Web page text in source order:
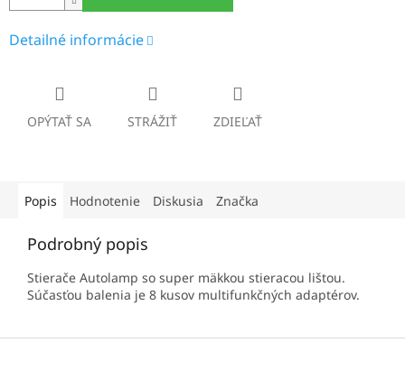
Detailné informácie
OPÝTAŤ SA STRÁŽIŤ ZDIEĽAŤ
Popis Hodnotenie Diskusia Značka
Podrobný popis
Stierače Autolamp so super mäkkou stieracou lištou.
Súčasťou balenia je 8 kusov multifunkčných adaptérov.
Z